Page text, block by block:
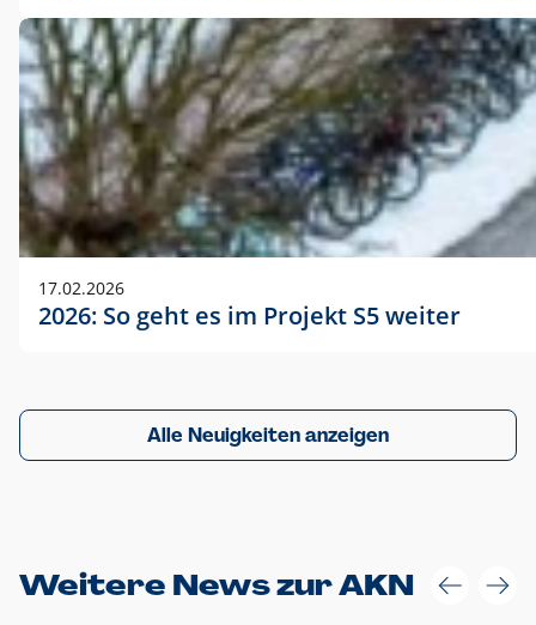
17.02.2026
2026: So geht es im Projekt S5 weiter
Alle Neuigkeiten anzeigen
Weitere News zur AKN